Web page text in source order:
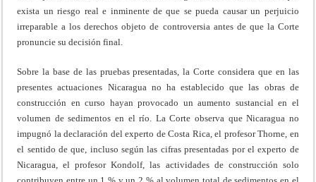
exista un riesgo real e inminente de que se pueda causar un perjuicio
irreparable a los derechos objeto de controversia antes de que la Corte
pronuncie su decisión final.
Sobre la base de las pruebas presentadas, la Corte considera que en las
presentes actuaciones Nicaragua no ha establecido que las obras de
construcción en curso hayan provocado un aumento sustancial en el
volumen de sedimentos en el río. La Corte observa que Nicaragua no
impugnó la declaración del experto de Costa Rica, el profesor Thorne, en
el sentido de que, incluso según las cifras presentadas por el experto de
Nicaragua, el profesor Kondolf, las actividades de construcción solo